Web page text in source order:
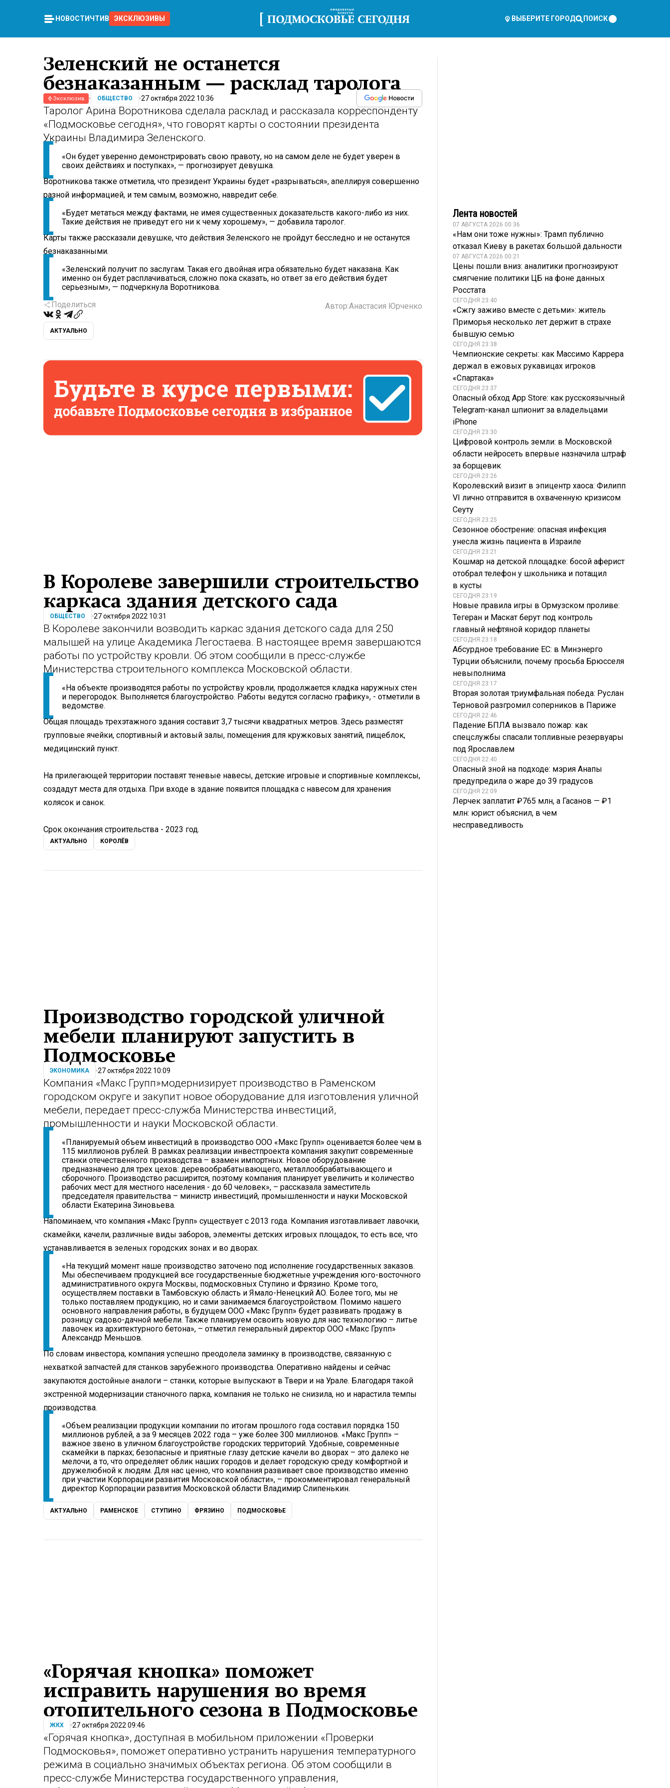
НОВОСТИ ЧТИВО ЭКСКЛЮЗИВЫ ВЫБЕРИТЕ ГОРОД ПОИСК
Зеленский не останется
безнаказанным — расклад таролога
Эксклюзив ОБЩЕСТВО 27 октября 2022 10:36
Таролог Арина Воротникова сделала расклад и рассказала корреспонденту
«Подмосковье сегодня», что говорят карты о состоянии президента
Украины Владимира Зеленского.
«Он будет уверенно демонстрировать свою правоту, но на самом деле не будет уверен в
своих действиях и поступках», — прогнозирует девушка.
Воротникова также отметила, что президент Украины будет «разрываться», апеллируя совершенно
разной информацией, и тем самым, возможно, навредит себе.
«Будет метаться между фактами, не имея существенных доказательств какого-либо из них.
Такие действия не приведут его ни к чему хорошему», — добавила таролог.
Карты также рассказали девушке, что действия Зеленского не пройдут бесследно и не останутся
безнаказанными.
«Зеленский получит по заслугам. Такая его двойная игра обязательно будет наказана. Как
именно он будет расплачиваться, сложно пока сказать, но ответ за его действия будет
серьезным», — подчеркнула Воротникова.
Поделиться
Автор:Анастасия Юрченко
АКТУАЛЬНО
В Королеве завершили строительство
каркаса здания детского сада
ОБЩЕСТВО 27 октября 2022 10:31
В Королеве закончили возводить каркас здания детского сада для 250
малышей на улице Академика Легостаева. В настоящее время завершаются
работы по устройству кровли. Об этом сообщили в пресс-службе
Министерства строительного комплекса Московской области.
«На объекте производятся работы по устройству кровли, продолжается кладка наружных стен
и перегородок. Выполняется благоустройство. Работы ведутся согласно графику», - отметили в
ведомстве.
Общая площадь трехэтажного здания составит 3,7 тысячи квадратных метров. Здесь разместят
групповые ячейки, спортивный и актовый залы, помещения для кружковых занятий, пищеблок,
медицинский пункт.
На прилегающей территории поставят теневые навесы, детские игровые и спортивные комплексы,
создадут места для отдыха. При входе в здание появится площадка с навесом для хранения
колясок и санок.
Срок окончания строительства - 2023 год.
АКТУАЛЬНО КОРОЛЁВ
Производство городской уличной
мебели планируют запустить в
Подмосковье
ЭКОНОМИКА 27 октября 2022 10:09
Компания «Макс Групп»модернизирует производство в Раменском
городском округе и закупит новое оборудование для изготовления уличной
мебели, передает пресс-служба Министерства инвестиций,
промышленности и науки Московской области.
«Планируемый объем инвестиций в производство ООО «Макс Групп» оценивается более чем в
115 миллионов рублей. В рамках реализации инвестпроекта компания закупит современные
станки отечественного производства – взамен импортных. Новое оборудование
предназначено для трех цехов: деревообрабатывающего, металлообрабатывающего и
сборочного. Производство расширится, поэтому компания планирует увеличить и количество
рабочих мест для местного населения - до 60 человек», – рассказала заместитель
председателя правительства – министр инвестиций, промышленности и науки Московской
области Екатерина Зиновьева.
Напоминаем, что компания «Макс Групп» существует с 2013 года. Компания изготавливает лавочки,
скамейки, качели, различные виды заборов, элементы детских игровых площадок, то есть все, что
устанавливается в зеленых городских зонах и во дворах.
«На текущий момент наше производство заточено под исполнение государственных заказов.
Мы обеспечиваем продукцией все государственные бюджетные учреждения юго-восточного
административного округа Москвы, подмосковных Ступино и Фрязино. Кроме того,
осуществляем поставки в Тамбовскую область и Ямало-Ненецкий АО. Более того, мы не
только поставляем продукцию, но и сами занимаемся благоустройством. Помимо нашего
основного направления работы, в будущем ООО «Макс Групп» будет развивать продажу в
розницу садово-дачной мебели. Также планируем освоить новую для нас технологию – литье
лавочек из архитектурного бетона», – отметил генеральный директор ООО «Макс Групп»
Александр Меньшов.
По словам инвестора, компания успешно преодолела заминку в производстве, связанную с
нехваткой запчастей для станков зарубежного производства. Оперативно найдены и сейчас
закупаются достойные аналоги – станки, которые выпускают в Твери и на Урале. Благодаря такой
экстренной модернизации станочного парка, компания не только не снизила, но и нарастила темпы
производства.
«Объем реализации продукции компании по итогам прошлого года составил порядка 150
миллионов рублей, а за 9 месяцев 2022 года – уже более 300 миллионов. «Макс Групп» –
важное звено в уличном благоустройстве городских территорий. Удобные, современные
скамейки в парках; безопасные и приятные глазу детские качели во дворах – это далеко не
мелочи, а то, что определяет облик наших городов и делает городскую среду комфортной и
дружелюбной к людям. Для нас ценно, что компания развивает свое производство именно
при участии Корпорации развития Московской области», – прокомментировал генеральный
директор Корпорации развития Московской области Владимир Слипенькин.
АКТУАЛЬНО РАМЕНСКОЕ СТУПИНО ФРЯЗИНО ПОДМОСКОВЬЕ
«Горячая кнопка» поможет
исправить нарушения во время
отопительного сезона в Подмосковье
ЖКХ 27 октября 2022 09:46
«Горячая кнопка», доступная в мобильном приложении «Проверки
Подмосковья», поможет оперативно устранить нарушения температурного
режима в социально значимых объектах региона. Об этом сообщили в
пресс-службе Министерства государственного управления,
Лента новостей
07 АВГУСТА 2026 00:36
«Нам они тоже нужны»: Трамп публично
отказал Киеву в ракетах большой дальности
07 АВГУСТА 2026 00:21
Цены пошли вниз: аналитики прогнозируют
смягчение политики ЦБ на фоне данных
Росстата
СЕГОДНЯ 23:40
«Сжгу заживо вместе с детьми»: житель
Приморья несколько лет держит в страхе
бывшую семью
СЕГОДНЯ 23:38
Чемпионские секреты: как Массимо Каррера
держал в ежовых рукавицах игроков
«Спартака»
СЕГОДНЯ 23:37
Опасный обход App Store: как русскоязычный
Telegram-канал шпионит за владельцами
iPhone
СЕГОДНЯ 23:30
Цифровой контроль земли: в Московской
области нейросеть впервые назначила штраф
за борщевик
СЕГОДНЯ 23:26
Королевский визит в эпицентр хаоса: Филипп
VI лично отправится в охваченную кризисом
Сеуту
СЕГОДНЯ 23:25
Сезонное обострение: опасная инфекция
унесла жизнь пациента в Израиле
СЕГОДНЯ 23:21
Кошмар на детской площадке: босой аферист
отобрал телефон у школьника и потащил
в кусты
СЕГОДНЯ 23:19
Новые правила игры в Ормузском проливе:
Тегеран и Маскат берут под контроль
главный нефтяной коридор планеты
СЕГОДНЯ 23:18
Абсурдное требование ЕС: в Минэнерго
Турции объяснили, почему просьба Брюсселя
невыполнима
СЕГОДНЯ 23:17
Вторая золотая триумфальная победа: Руслан
Терновой разгромил соперников в Париже
СЕГОДНЯ 22:46
Падение БПЛА вызвало пожар: как
спецслужбы спасали топливные резервуары
под Ярославлем
СЕГОДНЯ 22:40
Опасный зной на подходе: мэрия Анапы
предупредила о жаре до 39 градусов
СЕГОДНЯ 22:09
Лерчек заплатит ₽765 млн, а Гасанов — ₽1
млн: юрист объяснил, в чем
несправедливость